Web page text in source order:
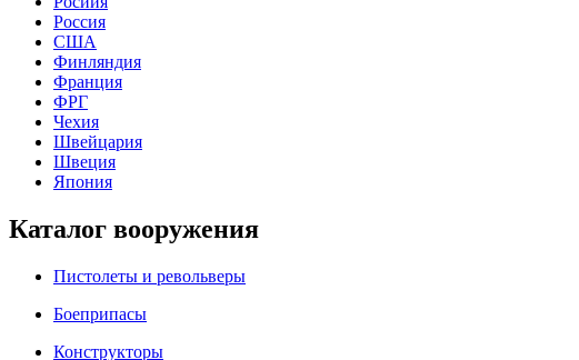
Россия
США
Финляндия
Франция
ФРГ
Чехия
Швейцария
Швеция
Япония
Каталог вооружения
Пистолеты и револьверы
Боеприпасы
Конструкторы